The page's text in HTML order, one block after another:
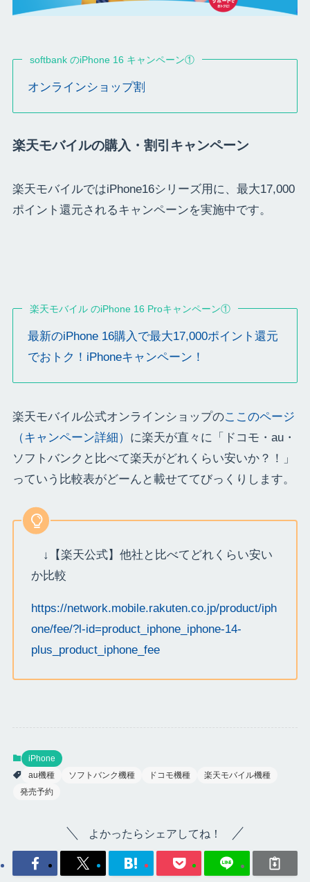
softbank のiPhone 16 キャンペーン①
オンラインショップ割
楽天モバイルの購入・割引キャンペーン
楽天モバイルではiPhone16シリーズ用に、最大17,000
ポイント還元されるキャンペーンを実施中です。
楽天モバイル のiPhone 16 Proキャンペーン①
最新のiPhone 16購入で最大17,000ポイント還元
でおトク！iPhoneキャンペーン！
楽天モバイル公式オンラインショップのここのページ
（キャンペーン詳細） に楽天が直々に「ドコモ・au・
ソフトバンクと比べて楽天がどれくらい安いか？！」
っていう比較表がどーんと載せててびっくりします。
↓【楽天公式】他社と比べてどれくらい安い
か比較
https://network.mobile.rakuten.co.jp/product/iph
one/fee/?l-id=product_iphone_iphone-14-
plus_product_iphone_fee
iPhone
au機種
ソフトバンク機種 ドコモ機種
楽天モバイル機種
発売予約
よかったらシェアしてね！